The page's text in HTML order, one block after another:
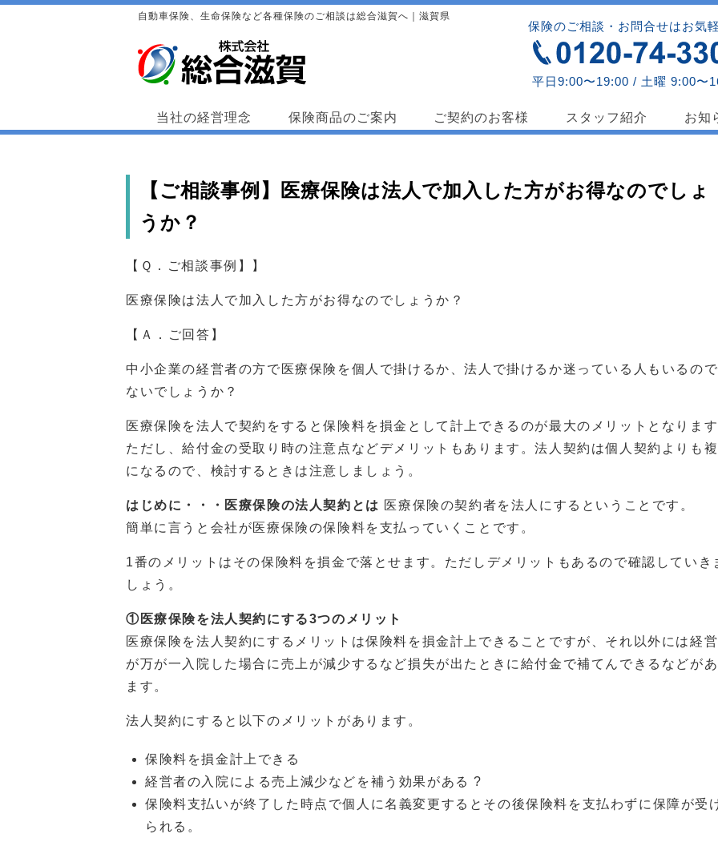
自動車保険、生命保険など各種保険のご相談は総合滋賀へ｜滋賀県
保険のご相談・お問合せはお気
平日9:00〜19:00 / 土曜 9:00〜
当社の経営理念 保険商品のご案内 ご契約のお客様 スタッフ紹介 お知
【ご相談事例】医療保険は法人で加入した方がお得なのでしょ
うか？
【Ｑ．ご相談事例】】
医療保険は法人で加入した方がお得なのでしょうか？
【Ａ．ご回答】
中小企業の経営者の方で医療保険を個人で掛けるか、法人で掛けるか迷っている人もいるの
ないでしょうか？
医療保険を法人で契約をすると保険料を損金として計上できるのが最大のメリットとなります
ただし、給付金の受取り時の注意点などデメリットもあります。法人契約は個人契約よりも
になるので、検討するときは注意しましょう。
はじめに・・・医療保険の法人契約とは 医療保険の契約者を法人にするということです。
簡単に言うと会社が医療保険の保険料を支払っていくことです。
1番のメリットはその保険料を損金で落とせます。ただしデメリットもあるので確認していき
しょう。
①医療保険を法人契約にする3つのメリット
医療保険を法人契約にするメリットは保険料を損金計上できることですが、それ以外には経
が万が一入院した場合に売上が減少するなど損失が出たときに給付金で補てんできるなどがあ
ます。
法人契約にすると以下のメリットがあります。
保険料を損金計上できる
経営者の入院による売上減少などを補う効果がある ?
保険料支払いが終了した時点で個人に名義変更するとその後保険料を支払わずに保障が受
られる。